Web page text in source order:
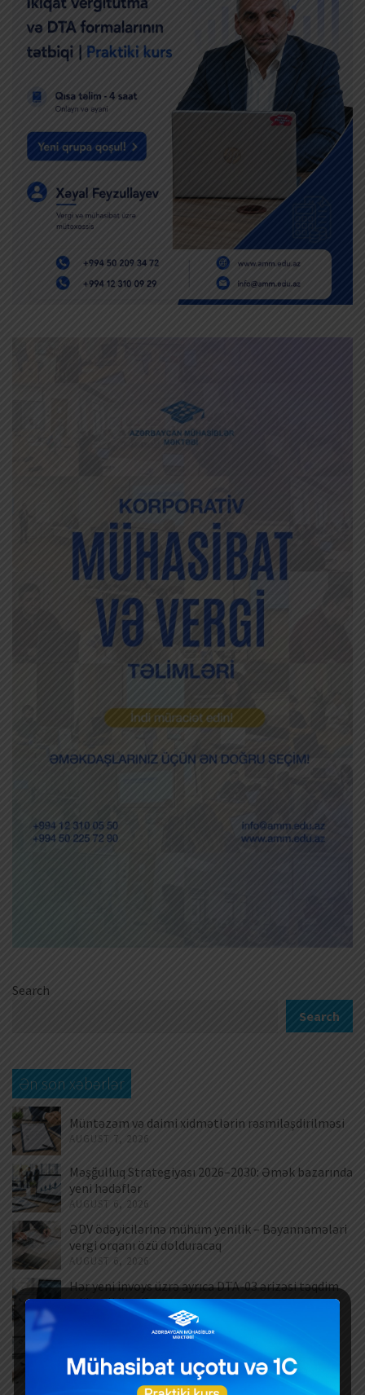
Search
Search
Ən son xəbərlər
Müntəzəm və daimi xidmətlərin rəsmiləşdirilməsi
AUGUST 7, 2026
Məşğulluq Strategiyası 2026–2030: Əmək bazarında
yeni hədəflər
AUGUST 6, 2026
ƏDV ödəyicilərinə mühüm yenilik – Bəyannamələri
vergi orqanı özü dolduracaq
AUGUST 6, 2026
Hər yeni invoys üzrə ayrıca DTA-03 ərizəsi təqdim
edilməlidirmi?
AUGUST 6, 2026
Dövlət mülkiyyətində olan əsas vəsaitlərin
verilməsi qaydası dəyişib
AUGUST 5, 2026